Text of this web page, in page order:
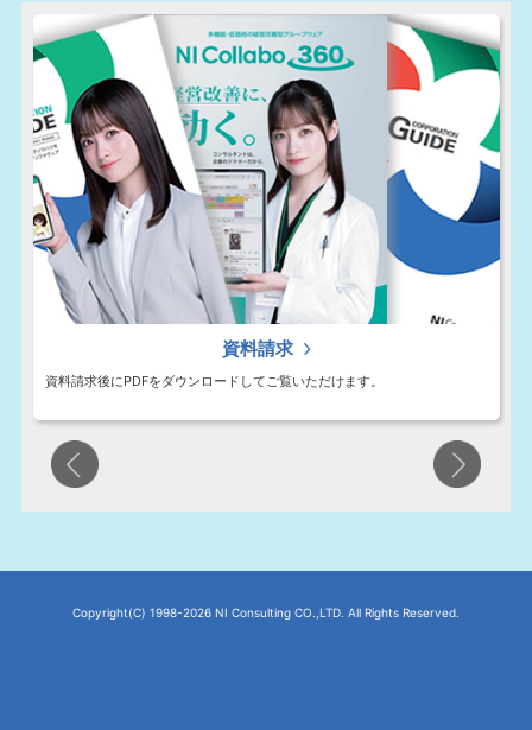
資料請求
資料請求後にPDFをダウンロードしてご覧いただけます。
Copyright(C) 1998-2026 NI Consulting CO.,LTD. All Rights Reserved.